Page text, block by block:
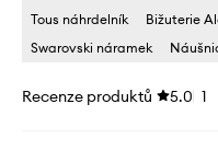
Tous náhrdelník
Bižuterie
Swarovski náramek
Recenze produktů 5.0 1